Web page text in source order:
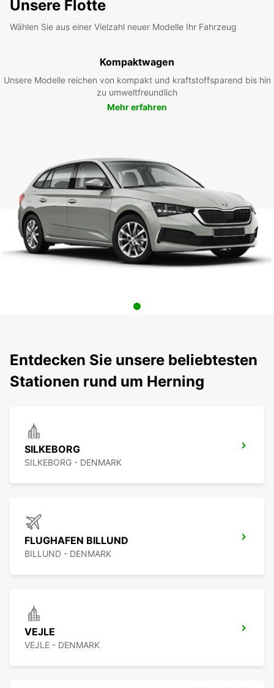
Unsere Flotte
Wählen Sie aus einer Vielzahl neuer Modelle Ihr Fahrzeug
Kompaktwagen
Unsere Modelle reichen von kompakt und kraftstoffsparend bis hin
zu umweltfreundlich
Mehr erfahren
Entdecken Sie unsere beliebtesten
Stationen rund um Herning
SILKEBORG
SILKEBORG - DENMARK
FLUGHAFEN BILLUND
BILLUND - DENMARK
VEJLE
VEJLE - DENMARK